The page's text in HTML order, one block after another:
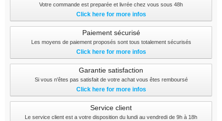
Votre commande est preparée et livrée chez vous sous 48h
Click here for more infos
Paiement sécurisé
Les moyens de paiement proposés sont tous totalement sécurisés
Click here for more infos
Garantie satisfaction
Si vous n'êtes pas satisfait de votre achat vous êtes remboursé
Click here for more infos
Service client
Le service client est a votre disposition du lundi au vendredi de 9h à 18h